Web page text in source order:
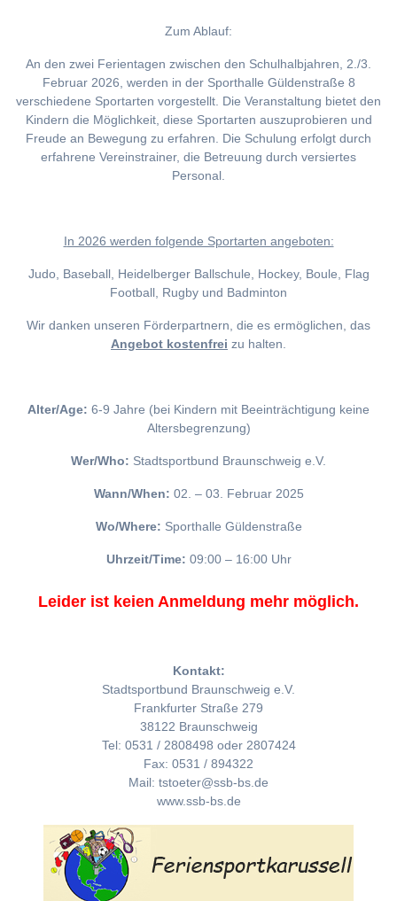
Zum Ablauf:
An den zwei Ferientagen zwischen den Schulhalbjahren, 2./3.
Februar 2026, werden in der Sporthalle Güldenstraße 8
verschiedene Sportarten vorgestellt. Die Veranstaltung bietet den
Kindern die Möglichkeit, diese Sportarten auszuprobieren und
Freude an Bewegung zu erfahren. Die Schulung erfolgt durch
erfahrene Vereinstrainer, die Betreuung durch versiertes
Personal.
In 2026 werden folgende Sportarten angeboten:
Judo, Baseball, Heidelberger Ballschule, Hockey, Boule, Flag
Football, Rugby und Badminton
Wir danken unseren Förderpartnern, die es ermöglichen, das
Angebot kostenfrei zu halten.
Alter/Age: 6-9 Jahre (bei Kindern mit Beeinträchtigung keine
Altersbegrenzung)
Wer/Who: Stadtsportbund Braunschweig e.V.
Wann/When: 02. – 03. Februar 2025
Wo/Where: Sporthalle Güldenstraße
Uhrzeit/Time: 09:00 – 16:00 Uhr
Leider ist keien Anmeldung mehr möglich.
Kontakt:
Stadtsportbund Braunschweig e.V.
Frankfurter Straße 279
38122 Braunschweig
Tel: 0531 / 2808498 oder 2807424
Fax: 0531 / 894322
Mail: tstoeter@ssb-bs.de
www.ssb-bs.de